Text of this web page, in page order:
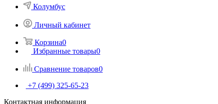
Колумбус
Личный кабинет
Корзина0
Избранные товары0
Сравнение товаров0
+7 (499) 325-65-23
Контактная информация